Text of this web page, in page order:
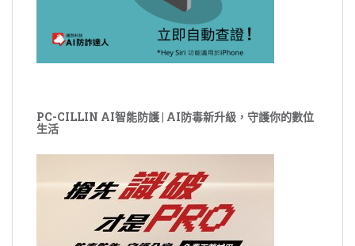
PC-CILLIN AI智能防護 | AI防毒新升級，守護你的數位
生活